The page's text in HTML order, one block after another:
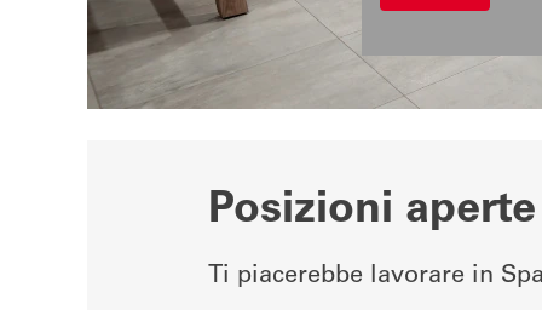
Posizioni aperte
Ti piacerebbe lavorare in